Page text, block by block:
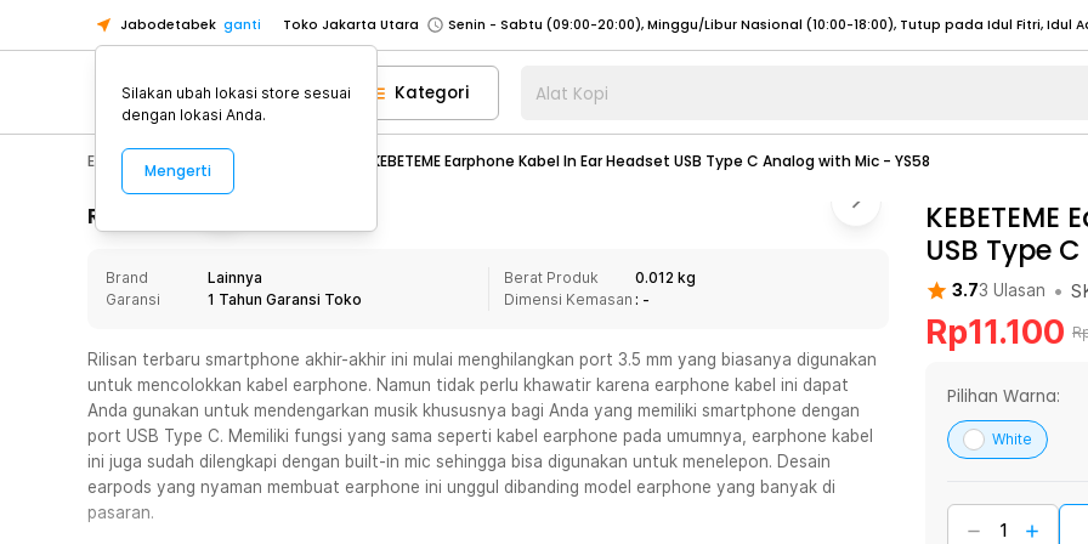
Jabodetabek ganti Toko Jakarta Utara
Toko Tangerang
Toko Cikupa
Pick n Go Jakarta Barat
Senin - Jumat (07:00 - 20:00), Sabtu - Minggu (08:00 - 20:00), Tutup pada Idul Fitri
Pick n Go Bekasi
Senin - Jumat (08:00 - 20:00), Sabtu - Minggu/ Libur Nasional (08:00 - 17:00)
Senin - Jumat (08:00 - 20:00), Sabtu - Minggu/ Libur Nasional (08:00 - 17:00) Selengkapnya
Senin - Sabtu (09:00-20:00), Minggu/Libur Nasional (12:00-20:00), Tutup pada Idul Fitri
Senin - Sabtu (09:00-20:00), Minggu/Libur Nasional (12:00-20:00), Tutup pada Idul Fitri
Toko Tangerang
Toko Cikupa
Pick n Go Jakarta Barat
Senin - Jumat (07:00 - 20:00), Sabtu - Minggu (08:00 - 20:00), Tutup pada Idul Fitri
Pick n Go Bekasi
Senin - Jumat (08:00 - 20:00), Sabtu - Minggu/ Libur Nasional (08:00 - 17:00)
Selengkapnya
Pick n Go Depok
Senin - Jumat (08:00 - 20:00), Sabtu - Minggu/ Libur Nasional (08:00 - 17:00)
Kategori Alat Kopi
Electronic Audio KEBETEME Earphone Kabel In Ear Headset USB Type C Analog with Mic - YS58
Rincian Produk
Brand
Lainnya
Garansi
1 Tahun Garansi Toko
Berat Produk
0.012 kg
Dimensi Kemasan : -
Rilisan terbaru smartphone akhir-akhir ini mulai menghilangkan port 3.5 mm yang biasanya digunakan
untuk mencolokkan kabel earphone. Namun tidak perlu khawatir karena earphone kabel ini dapat
Anda gunakan untuk mendengarkan musik khususnya bagi Anda yang memiliki smartphone dengan
port USB Type C. Memiliki fungsi yang sama seperti kabel earphone pada umumnya, earphone kabel
ini juga sudah dilengkapi dengan built-in mic sehingga bisa digunakan untuk menelepon. Desain
earpods yang nyaman membuat earphone ini unggul dibanding model earphone yang banyak di
pasaran.
USB Type
3.73 Ulasan •
Rp11.100
Pilihan Warna:
White
Silakan ubah lokasi store sesuai
dengan lokasi Anda.
Mengerti